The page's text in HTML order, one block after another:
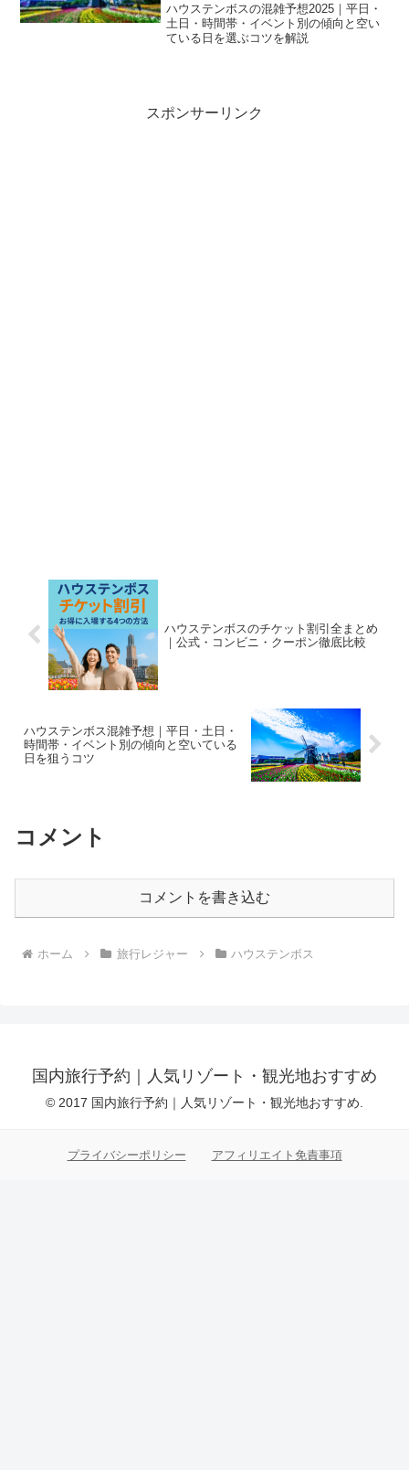
ハウステンボスの混雑予想2025｜平日・
土日・時間帯・イベント別の傾向と空い
ている日を選ぶコツを解説
スポンサーリンク
ハウステンボスのチケット割引全まとめ
｜公式・コンビニ・クーポン徹底比較
ハウステンボス混雑予想｜平日・土日・
時間帯・イベント別の傾向と空いている
日を狙うコツ
コメント
コメントを書き込む
ホーム 旅行レジャー ハウステンボス
国内旅行予約｜人気リゾート・観光地おすすめ
© 2017 国内旅行予約｜人気リゾート・観光地おすすめ.
プライバシーポリシー アフィリエイト免責事項